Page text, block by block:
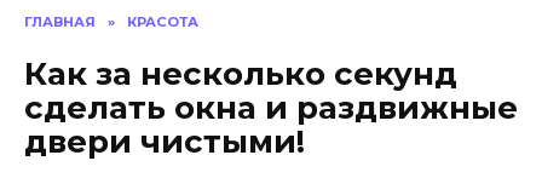
ГЛАВНАЯ » КРАСОТА
Как за несколько секунд
сделать окна и раздвижные
двери чистыми!